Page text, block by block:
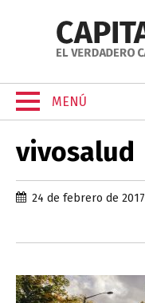
MENÚ
vivosalud
24 de febrero de 2017